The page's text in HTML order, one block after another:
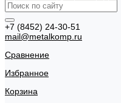
+7 (8452) 24-30-51
mail@metalkomp.ru
Сравнение
Избранное
Корзина